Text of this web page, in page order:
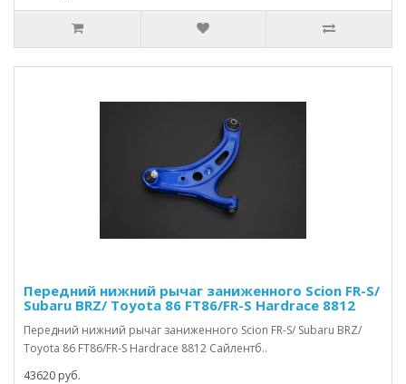
Передний нижний рычаг заниженного Scion FR-S/
Subaru BRZ/ Toyota 86 FT86/FR-S Hardrace 8812
Передний нижний рычаг заниженного Scion FR-S/ Subaru BRZ/
Toyota 86 FT86/FR-S Hardrace 8812 Сайлентб..
43620 руб.